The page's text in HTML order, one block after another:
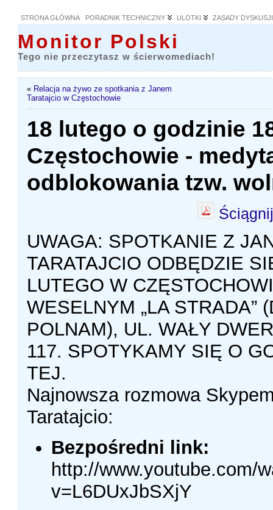
STRONA GŁÓWNA PORADNIK TECHNICZNY ULOTKI ZASADY DYSKUSJI
Monitor Polski
Tego nie przeczytasz w ścierwomediach!
« Relacja na żywo ze spotkania z Janem
Taratajcio w Częstochowie
18 lutego o godzinie
Częstochowie -
odblokowania tzw.
UWAGA: SPOTKANIE Z
TARATAJCIO ODBĘDZIE
LUTEGO W
WESELNYM „LA STRADA”
POLNAM), UL. WAŁY
117. SPOTYKAMY SIĘ O
TEJ.
Najnowsza rozmowa
Taratajcio:
Bezpośredni link:
http://www.youtube.com/
v=L6DUxJbSXjY